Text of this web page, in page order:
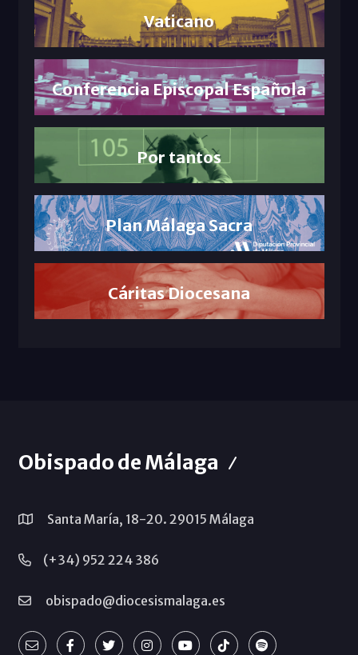
Vaticano
Conferencia Episcopal Española
Por tantos
Plan Málaga Sacra
Cáritas Diocesana
Obispado de Málaga
Santa María, 18-20. 29015 Málaga
(+34) 952 224 386
obispado@diocesismalaga.es